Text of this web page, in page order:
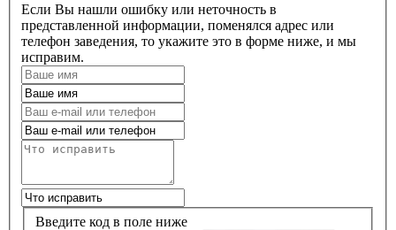
Если Вы нашли ошибку или неточность в
представленной информации, поменялся адрес или
телефон заведения, то укажите это в форме ниже, и мы
исправим.
Введите код в поле ниже